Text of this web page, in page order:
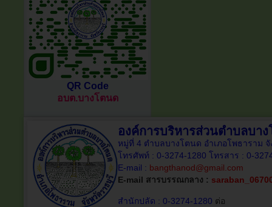
QR Code
อบต.บางโตนด
องค์การบริหารส่วนตำบลบา
หมู่ที่ 4 ตำบลบางโตนด อำเภอโพธาราม
โทรศัพท์ : 0-3274-1280 โทรสาร : 0-
E-mail : bangthanod@gmail.com
E-mail สารบรรณกลาง :
สำนักปลัด : 0-3274-1280 ต่อ